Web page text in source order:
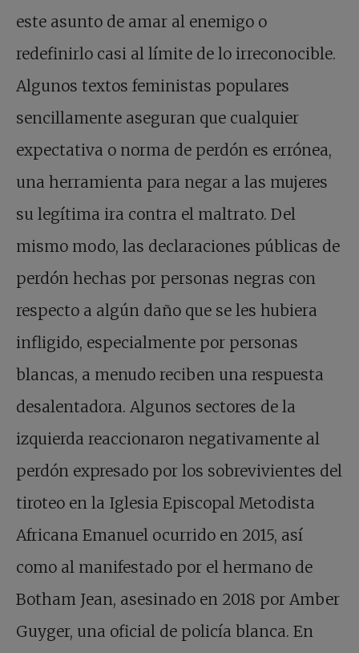
este asunto de amar al enemigo o
redefinirlo casi al límite de lo irreconocible.
Algunos textos feministas populares
sencillamente aseguran que cualquier
expectativa o norma de perdón es errónea,
una herramienta para negar a las mujeres
su legítima ira contra el maltrato. Del
mismo modo, las declaraciones públicas de
perdón hechas por personas negras con
respecto a algún daño que se les hubiera
infligido, especialmente por personas
blancas, a menudo reciben una respuesta
desalentadora. Algunos sectores de la
izquierda reaccionaron negativamente al
perdón expresado por los sobrevivientes del
tiroteo en la Iglesia Episcopal Metodista
Africana Emanuel ocurrido en 2015, así
como al manifestado por el hermano de
Botham Jean, asesinado en 2018 por Amber
Guyger, una oficial de policía blanca. En